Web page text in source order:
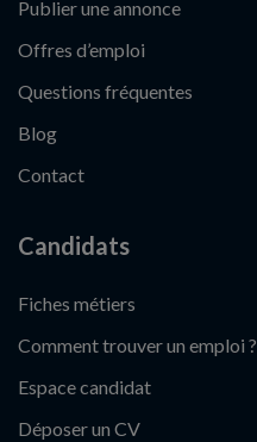
Publier une annonce
Offres d’emploi
Questions fréquentes
Blog
Contact
Candidats
Fiches métiers
Comment trouver un emploi ?
Espace candidat
Déposer un CV